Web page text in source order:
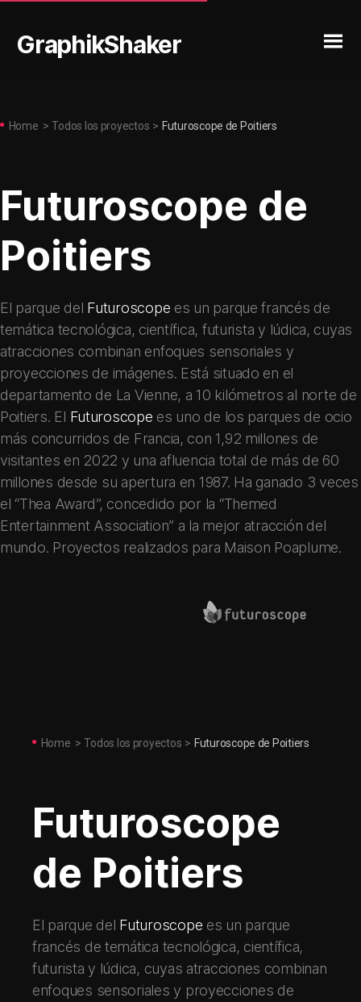
GraphikShaker
Home > Todos los proyectos > Futuroscope de Poitiers
Futuroscope de
Poitiers
El parque del Futuroscope es un parque francés de
temática tecnológica, científica, futurista y lúdica, cuyas
atracciones combinan enfoques sensoriales y
proyecciones de imágenes. Está situado en el
departamento de La Vienne, a 10 kilómetros al norte de
Poitiers. El Futuroscope es uno de los parques de ocio
más concurridos de Francia, con 1,92 millones de
visitantes en 2022 y una afluencia total de más de 60
millones desde su apertura en 1987. Ha ganado 3 veces
el “Thea Award”, concedido por la “Themed
Entertainment Association” a la mejor atracción del
mundo. Proyectos realizados para Maison Poaplume.
Home > Todos los proyectos > Futuroscope de Poitiers
Futuroscope
de Poitiers
El parque del Futuroscope es un parque
francés de temática tecnológica, científica,
futurista y lúdica, cuyas atracciones combinan
enfoques sensoriales y proyecciones de